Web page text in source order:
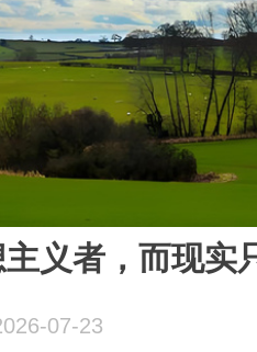
义者，而现实
07-23